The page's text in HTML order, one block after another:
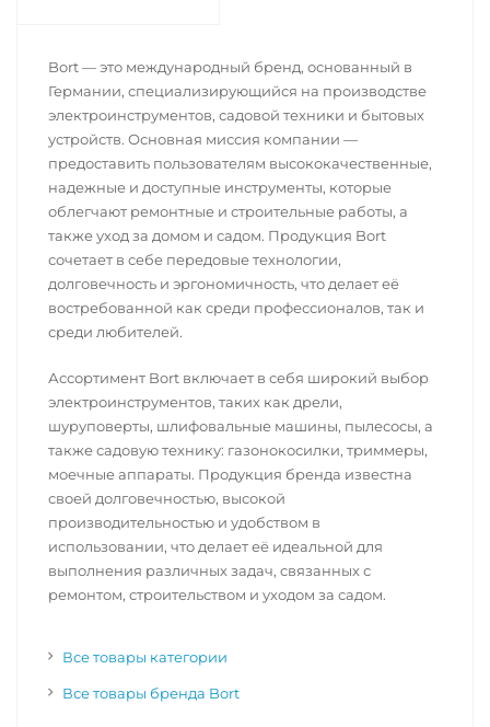
Bort — это международный бренд, основанный в
Германии, специализирующийся на производстве
электроинструментов, садовой техники и бытовых
устройств. Основная миссия компании —
предоставить пользователям высококачественные,
надежные и доступные инструменты, которые
облегчают ремонтные и строительные работы, а
также уход за домом и садом. Продукция Bort
сочетает в себе передовые технологии,
долговечность и эргономичность, что делает её
востребованной как среди профессионалов, так и
среди любителей.
Ассортимент Bort включает в себя широкий выбор
электроинструментов, таких как дрели,
шуруповерты, шлифовальные машины, пылесосы, а
также садовую технику: газонокосилки, триммеры,
моечные аппараты. Продукция бренда известна
своей долговечностью, высокой
производительностью и удобством в
использовании, что делает её идеальной для
выполнения различных задач, связанных с
ремонтом, строительством и уходом за садом.
Все товары категории
Все товары бренда Bort